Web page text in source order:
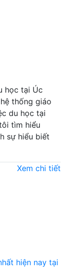
học tại Úc
thống giáo
du học tại
tìm hiểu
sự hiểu biết
Xem chi tiết